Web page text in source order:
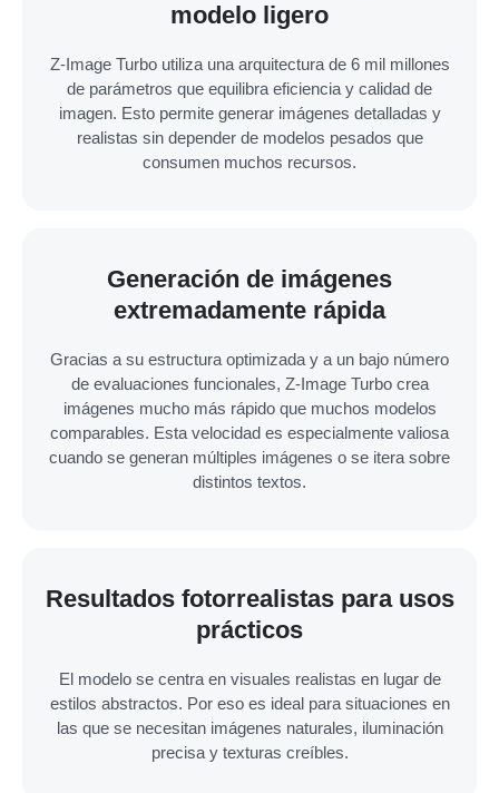
modelo ligero
Z-Image Turbo utiliza una arquitectura de 6 mil millones
de parámetros que equilibra eficiencia y calidad de
imagen. Esto permite generar imágenes detalladas y
realistas sin depender de modelos pesados que
consumen muchos recursos.
Generación de imágenes
extremadamente rápida
Gracias a su estructura optimizada y a un bajo número
de evaluaciones funcionales, Z-Image Turbo crea
imágenes mucho más rápido que muchos modelos
comparables. Esta velocidad es especialmente valiosa
cuando se generan múltiples imágenes o se itera sobre
distintos textos.
Resultados fotorrealistas para usos
prácticos
El modelo se centra en visuales realistas en lugar de
estilos abstractos. Por eso es ideal para situaciones en
las que se necesitan imágenes naturales, iluminación
precisa y texturas creíbles.